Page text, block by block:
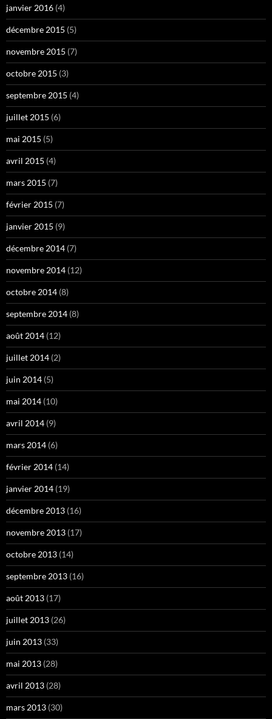
janvier 2016 (4)
décembre 2015 (5)
novembre 2015 (7)
octobre 2015 (3)
septembre 2015 (4)
juillet 2015 (6)
mai 2015 (5)
avril 2015 (4)
mars 2015 (7)
février 2015 (7)
janvier 2015 (9)
décembre 2014 (7)
novembre 2014 (12)
octobre 2014 (8)
septembre 2014 (8)
août 2014 (12)
juillet 2014 (2)
juin 2014 (5)
mai 2014 (10)
avril 2014 (9)
mars 2014 (6)
février 2014 (14)
janvier 2014 (19)
décembre 2013 (16)
novembre 2013 (17)
octobre 2013 (14)
septembre 2013 (16)
août 2013 (17)
juillet 2013 (26)
juin 2013 (33)
mai 2013 (28)
avril 2013 (28)
mars 2013 (30)